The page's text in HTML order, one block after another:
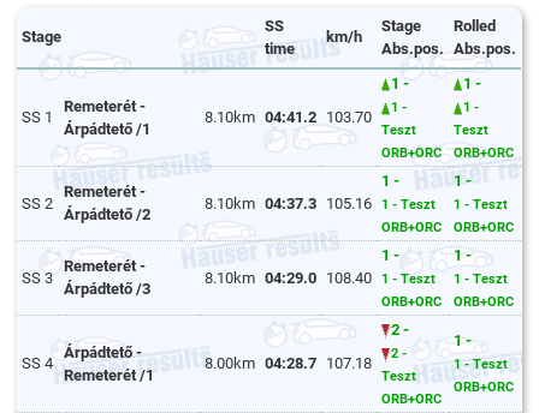
Stage
SS
time
km/h
Stage
Abs.pos.
Rolled
Abs.pos.
SS 1
Remeterét -
Árpádtető /1
8.10km 04:41.2 103.70
1 -
1 -
Teszt
ORB+ORC
1 -
1 -
Teszt
ORB+ORC
SS 2
Remeterét -
Árpádtető /2
8.10km 04:37.3 105.16
1 -
1 - Teszt
ORB+ORC
1 -
1 - Teszt
ORB+ORC
SS 3
Remeterét -
Árpádtető /3
8.10km 04:29.0 108.40
1 -
1 - Teszt
ORB+ORC
1 -
1 - Teszt
ORB+ORC
SS 4
Árpádtető -
Remeterét /1
8.00km 04:28.7 107.18
2 -
2 -
Teszt
ORB+ORC
1 -
1 - Teszt
ORB+ORC